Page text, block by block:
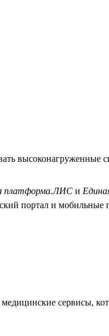
высоконагруженные
платформа.ЛИС и
портал и мобильные
сервисы,